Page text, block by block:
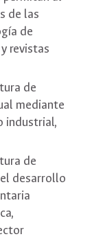
de las
de
revistas
de
mediante
industrial,
de
desarrollo